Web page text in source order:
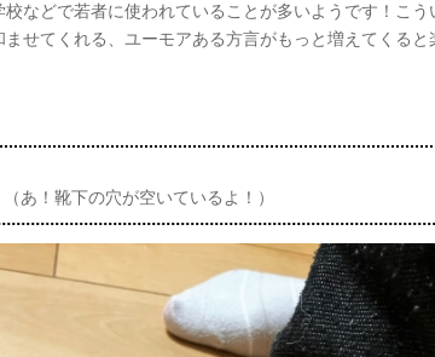
などで若者に使われていることが多いようです！こう
ませてくれる、ユーモアある方言がもっと増えてくると
あ！靴下の穴が空いているよ！）